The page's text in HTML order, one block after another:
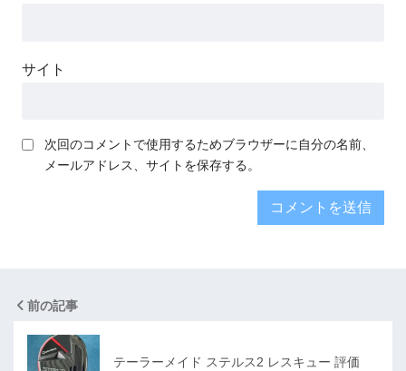
サイト
次回のコメントで使用するためブラウザーに自分の名前、
メールアドレス、サイトを保存する。
前の記事
テーラーメイド ステルス2 レスキュー 評価